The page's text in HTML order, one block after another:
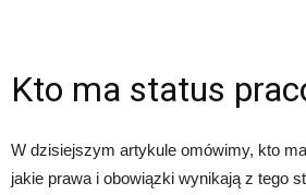
Kto ma status
W dzisiejszym artykule omówimy, kto
jakie prawa i obowiązki wynikają z tego